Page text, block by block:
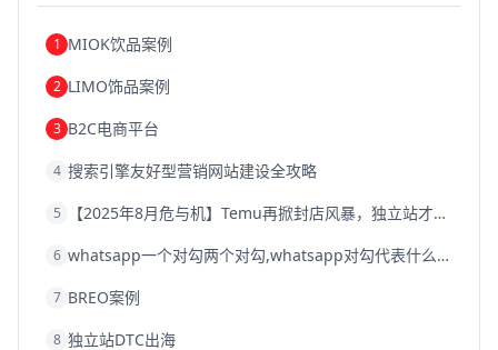
浙江跨境电商宁波跨境电商跨境电商的模式
跨境电商优势跨境电商的优势
1 MIOK饮品案例
2 LIMO饰品案例
3 B2C电商平台
4 搜索引擎友好型营销网站建设全攻略
5 【2025年8月危与机】Temu再掀封店风暴，独立站才是跨境卖家的避险通道
6 whatsapp一个对勾两个对勾,whatsapp对勾代表什么意思
7 BREO案例
8 独立站DTC出海